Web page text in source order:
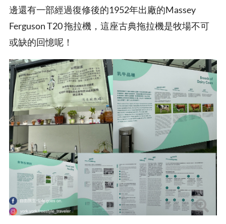
邊還有一部經過復修後的1952年出廠的Massey
Ferguson T20 拖拉機，這座古典拖拉機是牧場不可
或缺的回憶呢！